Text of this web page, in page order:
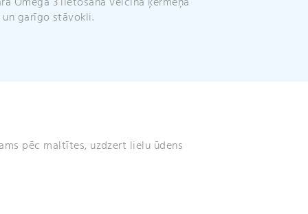
garīgo stāvokli.
pēc maltītes, uzdzert lielu ūdens